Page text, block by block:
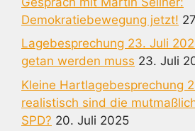
Demokratiebewegung jetzt!
Lagebesprechung 23. Juli
getan werden muss 23. Juli
Kleine Hartlagebesprechung
realistisch sind die
SPD? 20. Juli 2025